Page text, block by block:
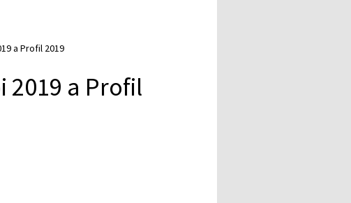
a Profil 2019
2019 a Profil